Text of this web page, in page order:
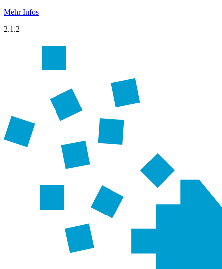
Mehr Infos
2.1.2